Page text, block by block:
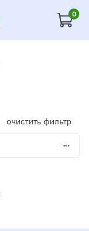
0
очистить фильтр